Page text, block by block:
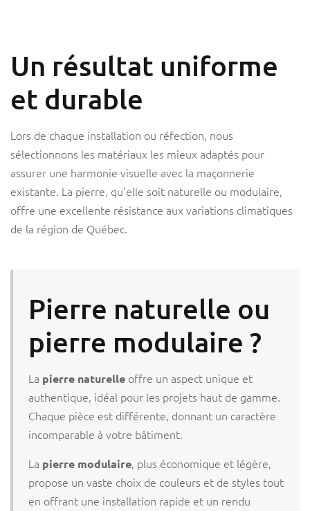
Un résultat uniforme
et durable
Lors de chaque installation ou réfection, nous
sélectionnons les matériaux les mieux adaptés pour
assurer une harmonie visuelle avec la maçonnerie
existante. La pierre, qu’elle soit naturelle ou modulaire,
offre une excellente résistance aux variations climatiques
de la région de Québec.
Pierre naturelle ou
pierre modulaire ?
La pierre naturelle offre un aspect unique et
authentique, idéal pour les projets haut de gamme.
Chaque pièce est différente, donnant un caractère
incomparable à votre bâtiment.
La pierre modulaire, plus économique et légère,
propose un vaste choix de couleurs et de styles tout
en offrant une installation rapide et un rendu